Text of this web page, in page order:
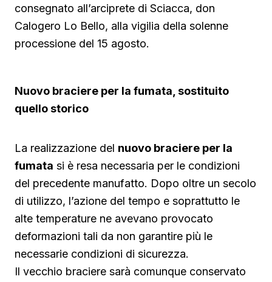
consegnato all’arciprete di Sciacca, don
Calogero Lo Bello, alla vigilia della solenne
processione del 15 agosto.
Nuovo braciere per la fumata, sostituito
quello storico
La realizzazione del nuovo braciere per la
fumata si è resa necessaria per le condizioni
del precedente manufatto. Dopo oltre un secolo
di utilizzo, l’azione del tempo e soprattutto le
alte temperature ne avevano provocato
deformazioni tali da non garantire più le
necessarie condizioni di sicurezza.
Il vecchio braciere sarà comunque conservato